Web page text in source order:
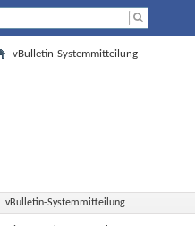
vBulletin-Systemmitteilung
vBulletin-Systemmitteilung